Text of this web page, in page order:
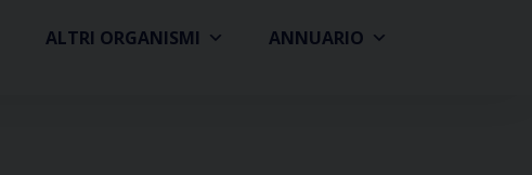
ALTRI ORGANISMI
ANNUARIO